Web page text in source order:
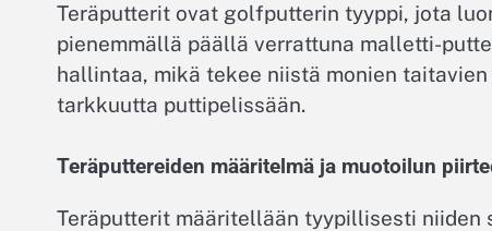
Teräputterit ovat golfputterin tyyppi, jota
pienemmällä päällä verrattuna malletti-
hallintaa, mikä tekee niistä monien
tarkkuutta puttipelissään.
Teräputtereiden määritelmä ja muotoilun
Teräputterit määritellään tyypillisesti niiden